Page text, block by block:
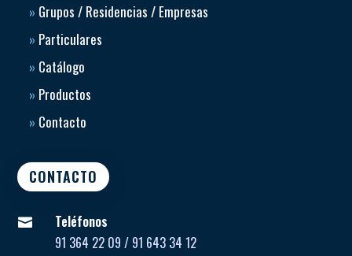
» Grupos / Residencias / Empresas
» Particulares
» Catálogo
» Productos
» Contacto
CONTACTO

Teléfonos
91 364 22 09 / 91 643 34 12